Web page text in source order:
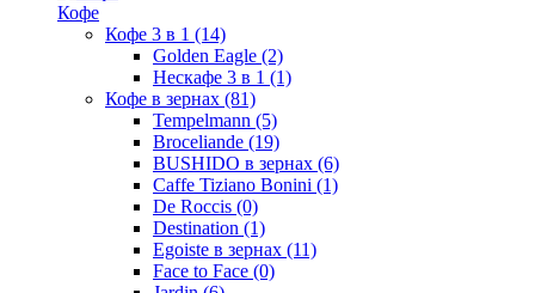
Кофе
Кофе 3 в 1 (14)
Golden Eagle (2)
Нескафе 3 в 1 (1)
Кофе в зернах (81)
Tempelmann (5)
Broceliande (19)
BUSHIDO в зернах (6)
Caffe Tiziano Bonini (1)
De Roccis (0)
Destination (1)
Egoiste в зернах (11)
Face to Face (0)